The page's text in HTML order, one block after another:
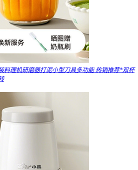
料理机研磨器打泥小型刀具多功能 热销推荐*双杯